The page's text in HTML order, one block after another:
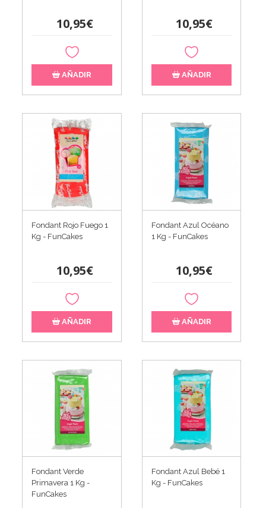
10,95€
AÑADIR
10,95€
AÑADIR
Fondant Rojo Fuego 1
Kg - FunCakes
10,95€
AÑADIR
Fondant Azul Océano
1 Kg - FunCakes
10,95€
AÑADIR
Fondant Verde
Primavera 1 Kg -
FunCakes
Fondant Azul Bebé 1
Kg - FunCakes